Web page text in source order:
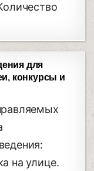
для
конкурсы и
на улице.